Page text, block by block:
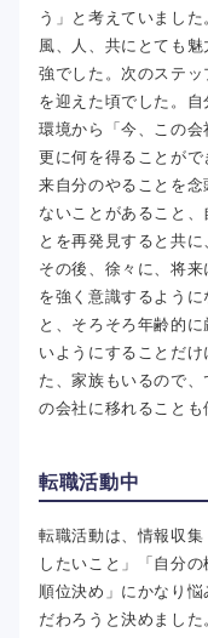
う」と考えていまし
風、人、共にとても
強でした。次のステ
を迎えた頃でした。
環境から「今、この会
更に何を得ることが
来自分のやることを
ないことがあること
とを再発見すると共
その後、徐々に、将
を強く意識するよう
と、そろそろ年齢的
いようにすることだ
た、家族もいるので
の会社に移れることも
転職活動中
転職活動は、情報収
したいこと」「自分
順位決め」にかなり
だわろうと決めました